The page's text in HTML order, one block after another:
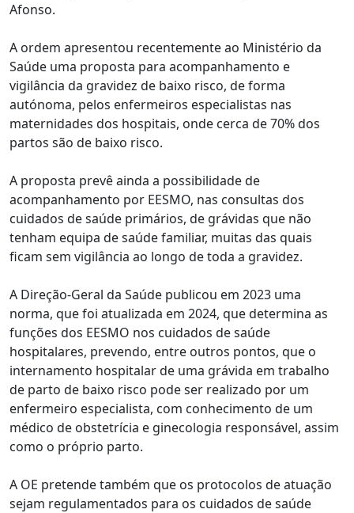
Afonso.
A ordem apresentou recentemente ao Ministério da
Saúde uma proposta para acompanhamento e
vigilância da gravidez de baixo risco, de forma
autónoma, pelos enfermeiros especialistas nas
maternidades dos hospitais, onde cerca de 70% dos
partos são de baixo risco.
A proposta prevê ainda a possibilidade de
acompanhamento por EESMO, nas consultas dos
cuidados de saúde primários, de grávidas que não
tenham equipa de saúde familiar, muitas das quais
ficam sem vigilância ao longo de toda a gravidez.
A Direção-Geral da Saúde publicou em 2023 uma
norma, que foi atualizada em 2024, que determina as
funções dos EESMO nos cuidados de saúde
hospitalares, prevendo, entre outros pontos, que o
internamento hospitalar de uma grávida em trabalho
de parto de baixo risco pode ser realizado por um
enfermeiro especialista, com conhecimento de um
médico de obstetrícia e ginecologia responsável, assim
como o próprio parto.
A OE pretende também que os protocolos de atuação
sejam regulamentados para os cuidados de saúde